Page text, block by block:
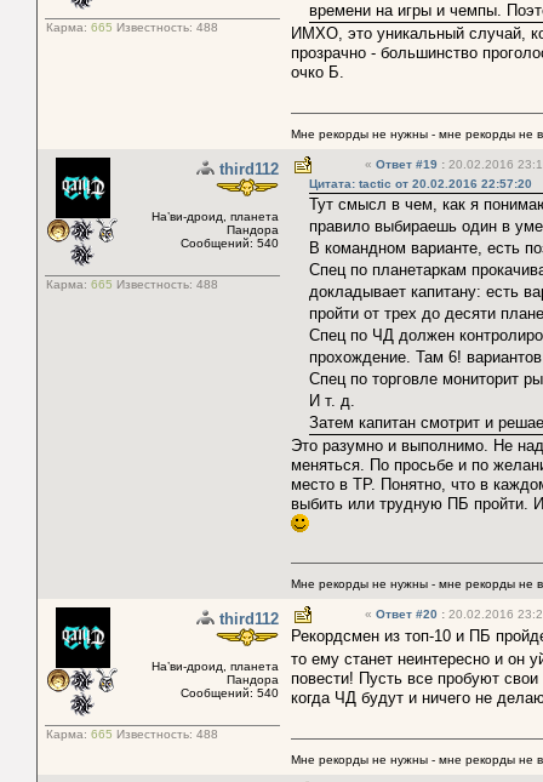
Карма: 665 Известность: 488
времени на игры и чемпы.
ИМХО, это уникальный случай,
прозрачно - большинство
очко Б.
Мне рекорды не нужны - мне рекорды не
third112
На’ви-дроид, планета
Пандора
Сообщений: 540
Карма: 665 Известность: 488
« Ответ #19 : 20.02.2016
Цитата: tactic от 20.02.2016 22:57:20
Тут смысл в чем, как я
правило выбираешь один в
В командном варианте, есть
Спец по планетаркам
докладывает капитану: есть
пройти от трех до десяти
Спец по ЧД должен
прохождение. Там 6!
Спец по торговле мониторит
И т. д.
Затем капитан смотрит и
Это разумно и выполнимо. Не
меняться. По просьбе и по
место в ТР. Понятно, что в
выбить или трудную ПБ пройти.
Мне рекорды не нужны - мне рекорды не
third112
На’ви-дроид, планета
Пандора
Сообщений: 540
Карма: 665 Известность: 488
« Ответ #20 : 20.02.2016
Рекордсмен из топ-10 и ПБ
то ему станет неинтересно и он
повести! Пусть все пробуют
когда ЧД будут и ничего не
Мне рекорды не нужны - мне рекорды не